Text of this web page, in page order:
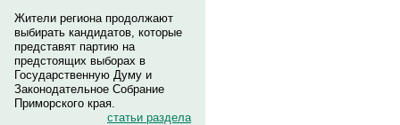
Жители региона продолжают
выбирать кандидатов, которые
представят партию на
предстоящих выборах в
Государственную Думу и
Законодательное Собрание
Приморского края.
статьи раздела